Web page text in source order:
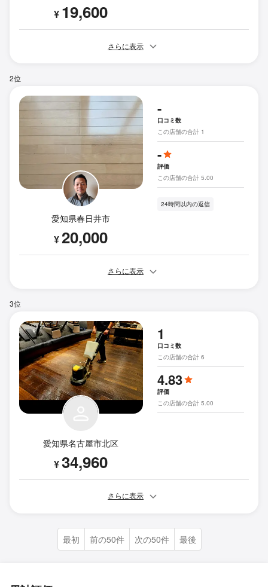
¥ 19,600
さらに表示
2位
愛知県春日井市
¥20,000
-
口コミ数
この店舗の合計 1
-
評価
この店舗の合計 5.00
24時間以内の返信
さらに表示
3位
愛知県名古屋市北区
¥34,960
1
口コミ数
この店舗の合計 6
4.83
評価
この店舗の合計 5.00
さらに表示
最初 前の50件 次の50件 最後